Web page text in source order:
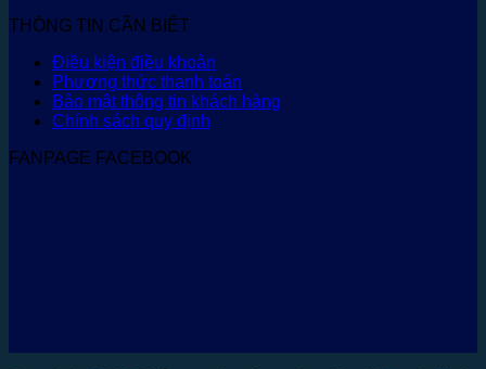
THÔNG TIN CẦN BIẾT
Điều kiện điều khoản
Phương thức thanh toán
Bảo mật thông tin khách hàng
Chính sách quy định
FANPAGE FACEBOOK